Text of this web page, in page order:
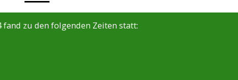
zu den folgenden Zeiten statt: